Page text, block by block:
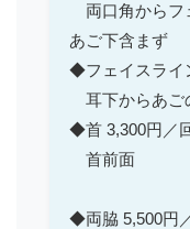
両口角からフ
あご下含まず
◆フェイスライ
耳下からあご
◆首 3,300円／
首前面
◆両脇 5,500円